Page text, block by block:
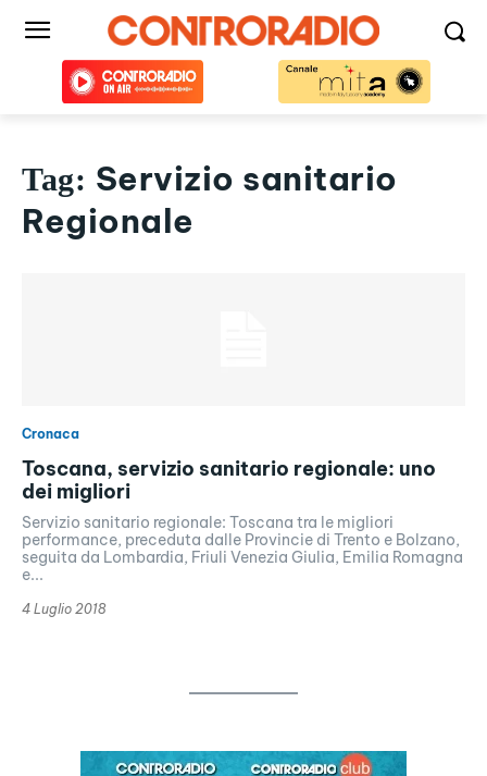
Tag: Servizio sanitario
Regionale
Cronaca
Toscana, servizio sanitario regionale: uno
dei migliori
Servizio sanitario regionale: Toscana tra le migliori
performance, preceduta dalle Provincie di Trento e Bolzano,
seguita da Lombardia, Friuli Venezia Giulia, Emilia Romagna
e...
4 Luglio 2018